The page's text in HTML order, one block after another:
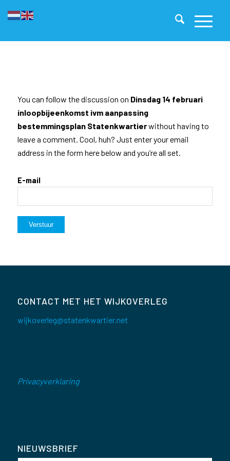
You can follow the discussion on Dinsdag 14 februari
inloopbijeenkomst ivm aanpassing
bestemmingsplan Statenkwartierwithout having to
leave a comment. Cool, huh? Just enter your email
address in the form here below and you’re all set.
E-mail
CONTACT MET HET WIJKOVERLEG
wijkoverleg@statenkwartier.net
Privacyverklaring
NIEUWSBRIEF